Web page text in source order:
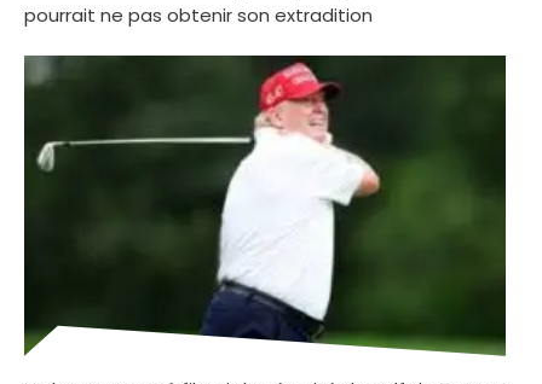
pourrait ne pas obtenir son extradition